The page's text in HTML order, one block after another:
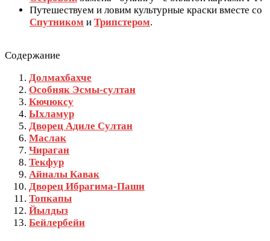
Путешествуем и ловим культурные краски вместе со
Спутником и Трипстером.
Содержание
Долмахбахче
Особняк Эсмы-султан
Кючюксу
Ыхламур
Дворец Адиле Султан
Маслак
Чираган
Текфур
Айналы Кавак
Дворец Ибрагима-Паши
Топкапы
Йылдыз
Бейлербейи